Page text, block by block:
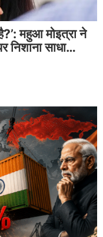
महुआ मोइत्रा ने
निशाना साधा…